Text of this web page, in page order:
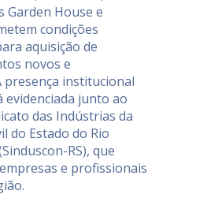
Garden House e
condições
aquisição de
novos e
presença institucional
junto ao
das Indústrias da
do Estado do Rio
RS), que
e profissionais